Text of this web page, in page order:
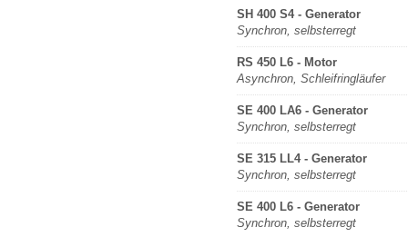
SH 400 S4 - Generator
Synchron, selbsterregt
RS 450 L6 - Motor
Asynchron, Schleifringläufer
SE 400 LA6 - Generator
Synchron, selbsterregt
SE 315 LL4 - Generator
Synchron, selbsterregt
SE 400 L6 - Generator
Synchron, selbsterregt